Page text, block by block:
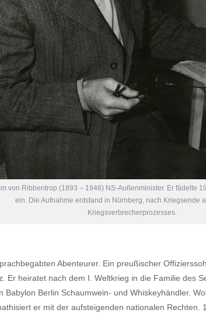
von Ribbentrop (1893 – 1946) NS-Außenminister. Er fädelte
ein. Die Aufnahme entstand in Nürnberg, nach Kriegsende
Kriegsverbrecherprozesses.
Abenteurer. Ein preußischer
Er heiratet nach dem I. Weltkrieg in die Familie des
Berlin Schaumwein- und Whiskeyhändler.
er mit der aufsteigenden nationalen Rechten.